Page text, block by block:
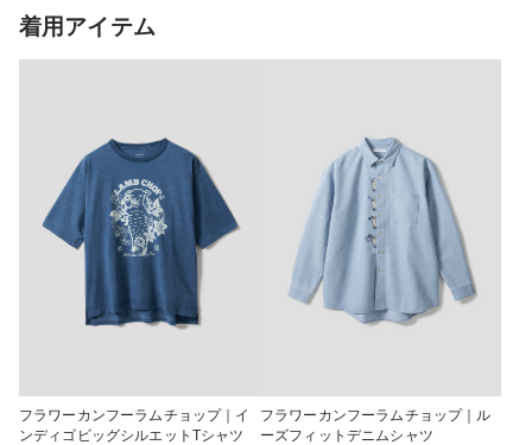
着用アイテム
フラワーカンフーラムチョップ｜イ
ンディゴビッグシルエットTシャツ
フラワーカンフーラムチョップ｜ル
ーズフィットデニムシャツ